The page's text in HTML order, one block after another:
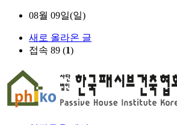
08월 09일(일)
새로 올라온 글
접속 89 (1)